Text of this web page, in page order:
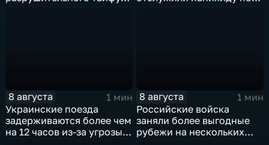
8 августа
1 мин
Украинские поезда
задерживаются более чем
на 12 часов из-за угрозы
8 августа
1 мин
Российские войска
заняли более выгодные
рубежи на нескольких